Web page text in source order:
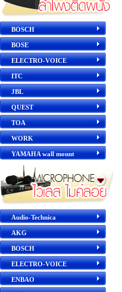
BOSCH
BOSE
ELECTRO-VOICE
ITC
JBL
QUEST
TOA
WORK
YAMAHA wall mount
Audio-Technica
AKG
BOSCH
ELECTRO-VOICE
ENBAO